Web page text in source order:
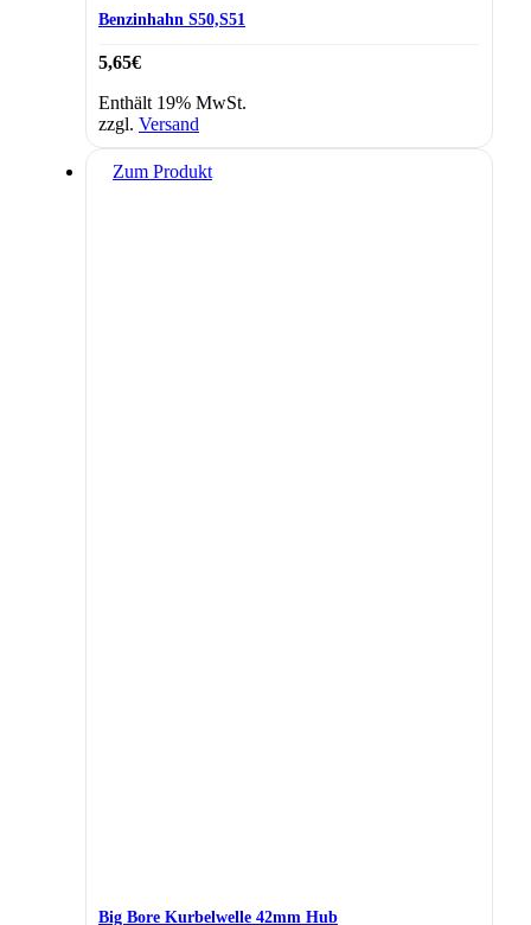
Benzinhahn S50,S51
5,65€
Enthält 19% MwSt.
zzgl. Versand
Zum Produkt
Big Bore Kurbelwelle 42mm Hub